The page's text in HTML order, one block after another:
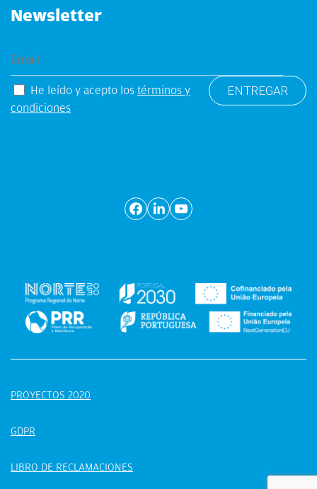
Newsletter
He leído y acepto los términos y
condiciones
PROYECTOS 2020
GDPR
LIBRO DE RECLAMACIONES